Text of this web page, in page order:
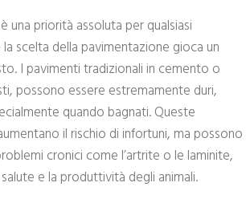
una priorità assoluta per qualsiasi
scelta della pavimentazione gioca un
I pavimenti tradizionali in cemento o
possono essere estremamente duri,
quando bagnati. Queste
il rischio di infortuni, ma possono
cronici come l’artrite o le laminite,
e la produttività degli animali.